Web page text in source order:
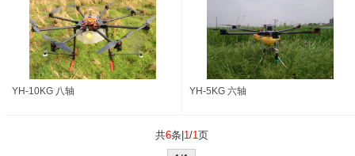
YH-10KG 八轴 YH-5KG 六轴
共6条| 1/1页